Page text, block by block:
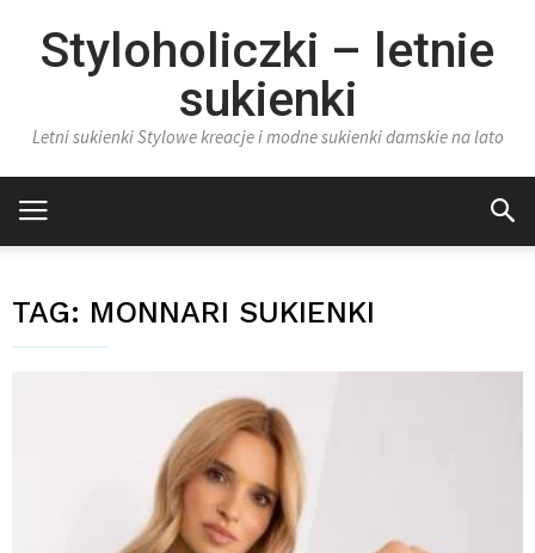
Styloholiczki – letnie
sukienki
Letni sukienki Stylowe kreacje i modne sukienki damskie na lato
TAG: MONNARI SUKIENKI